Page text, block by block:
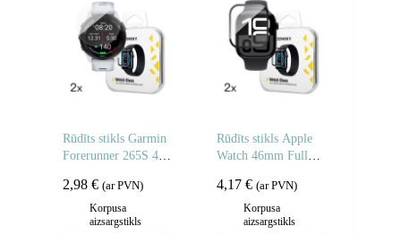
Rūdīts stikls Garmin
Forerunner 265S 46
pulkstenim – 2 gab.
2,98 € (ar PVN)
Korpusa
aizsargstikls
Rūdīts stikls Apple
Watch 46mm Full
4,17€ (ar PVN)
Korpusa
aizsargstikls